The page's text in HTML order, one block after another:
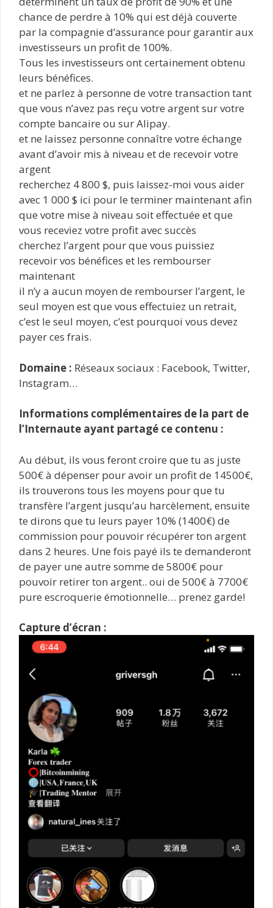
chance de perdre à 10% qui est déjà couverte
par la compagnie d’assurance pour garantir aux
investisseurs un profit de 100%.
Tous les investisseurs ont certainement obtenu
leurs bénéfices.
et ne parlez à personne de votre transaction tant
que vous n’avez pas reçu votre argent sur votre
compte bancaire ou sur Alipay.
et ne laissez personne connaître votre échange
avant d’avoir mis à niveau et de recevoir votre
argent
recherchez 4 800 $, puis laissez-moi vous aider
avec 1 000 $ ici pour le terminer maintenant afin
que votre mise à niveau soit effectuée et que
vous receviez votre profit avec succès
cherchez l’argent pour que vous puissiez
recevoir vos bénéfices et les rembourser
maintenant
il n’y a aucun moyen de rembourser l’argent, le
seul moyen est que vous effectuiez un retrait,
c’est le seul moyen, c’est pourquoi vous devez
payer ces frais.
Domaine : Réseaux sociaux : Facebook, Twitter,
Instagram…
Informations complémentaires de la part de
l’Internaute ayant partagé ce contenu :
Au début, ils vous feront croire que tu as juste
500€ à dépenser pour avoir un profit de 14500€,
ils trouverons tous les moyens pour que tu
transfère l’argent jusqu’au harcèlement, ensuite
te dirons que tu leurs payer 10% (1400€) de
commission pour pouvoir récupérer ton argent
dans 2 heures. Une fois payé ils te demanderont
de payer une autre somme de 5800€ pour
pouvoir retirer ton argent.. oui de 500€ à 7700€
pure escroquerie émotionnelle… prenez garde!
Capture d’écran :